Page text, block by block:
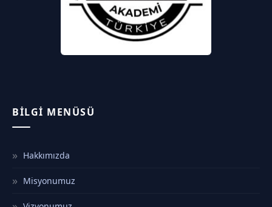
BILGI MENÜSÜ
Hakkımızda
Misyonumuz